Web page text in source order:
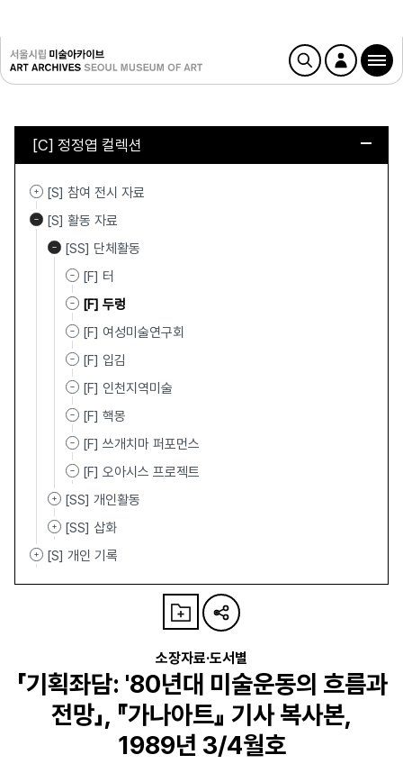
[C] 정정엽 컬렉션
[S] 참여 전시 자료
[S] 활동 자료
[SS] 단체활동
[F] 터
[F] 두렁
[F] 여성미술연구회
[F] 입김
[F] 인천지역미술
[F] 핵몽
[F] 쓰개치마 퍼포먼스
[F] 오아시스 프로젝트
[SS] 개인활동
[SS] 삽화
[S] 개인 기록
소장자료·도서별
「기획좌담: '80년대 미술운동의 흐름과
전망」, 『가나아트』 기사 복사본,
1989년 3/4월호